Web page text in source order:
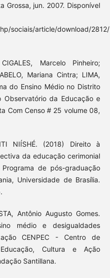
Grossa, jun. 2007. Disponível
sociais/article/download/
Marcelo Pinheiro;
Mariana Cintra; LIMA,
do Ensino Médio no Distrito
Observatório da Educação e
Com Censo # 25 volume 08,
NIÍSHÉ. (2018) Direito à
da educação cerimonial
de pós-graduação
Universidade de Brasília.
Antônio Augusto Gomes.
médio e desigualdades
CENPEC - Centro de
Cultura e Ação
Santillana.